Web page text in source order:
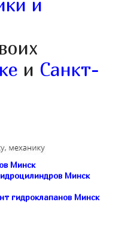
и
и Санкт-
Минск
Минск
гидроклапанов Минск